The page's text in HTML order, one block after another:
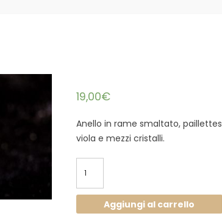
19,00€
Anello in rame smaltato, paillettes
viola e mezzi cristalli.
e
paillettesAggiungi al carrello